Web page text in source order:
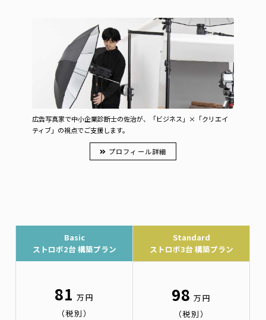
広告写真家で中小企業診断士の佐治が、「ビジネス」×「クリエイ
ティブ」の視点でご支援します。
プロフィール詳細
Basic
ストロボ2台 構築プラン
Standard
ストロボ3台 構築プラン
81 万円
（税別）
98 万円
（税別）